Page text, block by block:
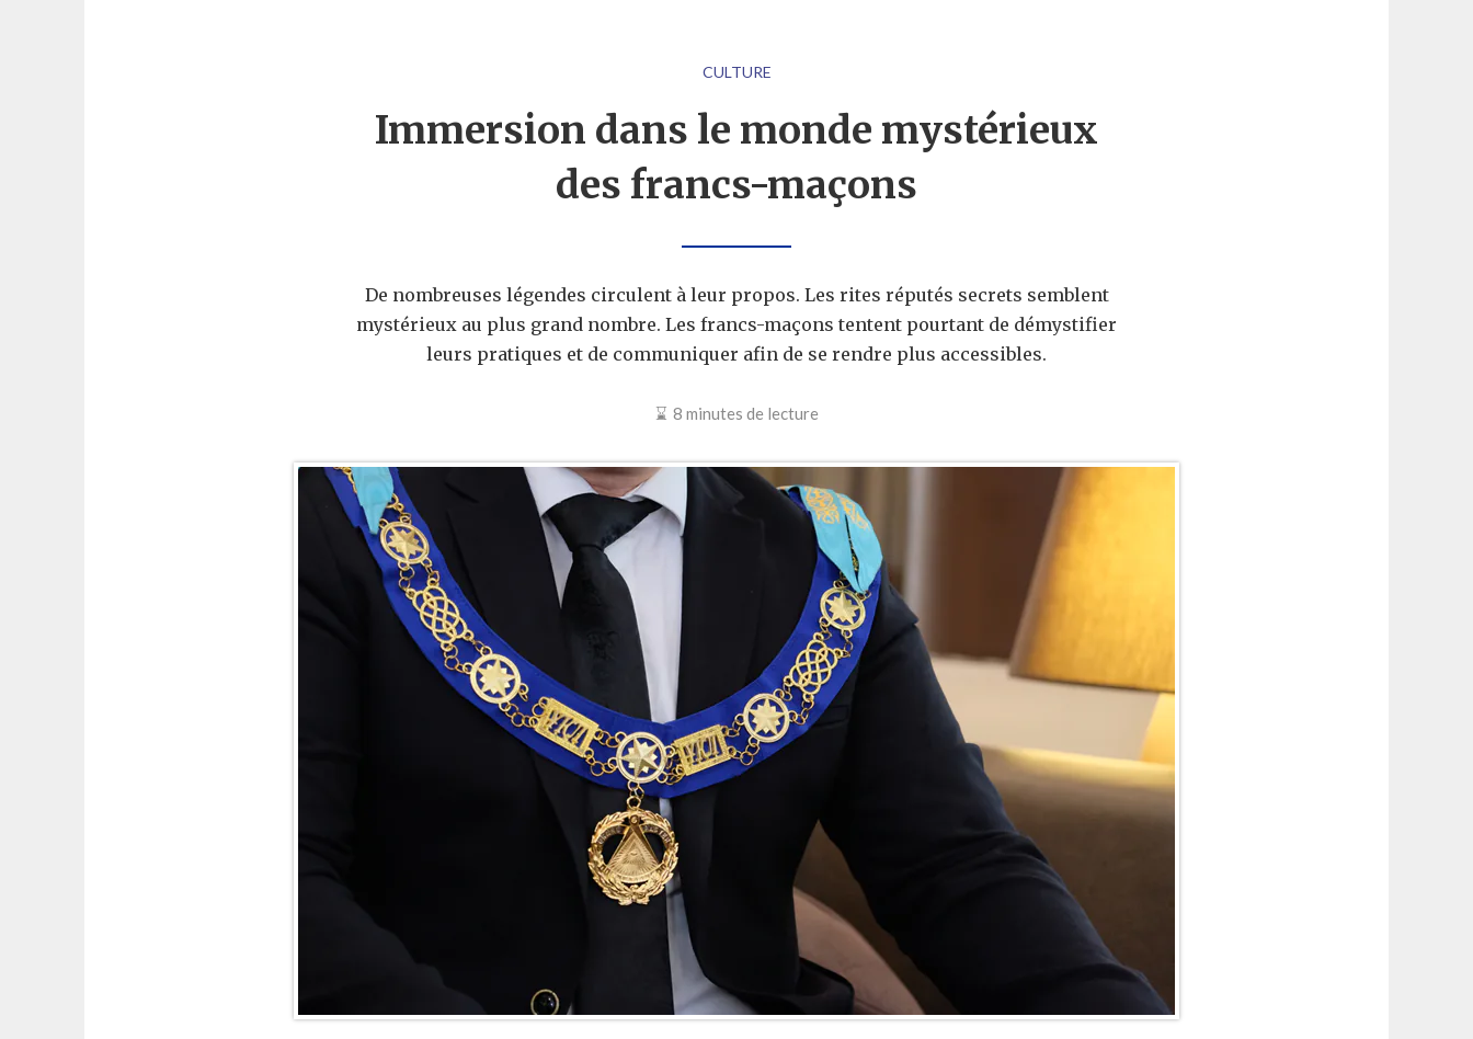
CULTURE
Immersion dans le monde mystérieux
des francs-maçons
De nombreuses légendes circulent à leur propos. Les rites réputés secrets semblent
mystérieux au plus grand nombre. Les francs-maçons tentent pourtant de démystifier
leurs pratiques et de communiquer afin de se rendre plus accessibles.
8 minutes de lecture